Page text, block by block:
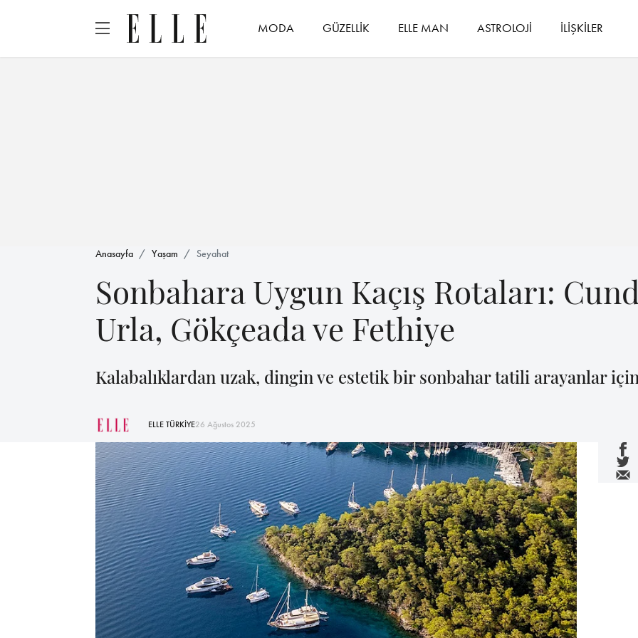
MODA GÜZELLİK ELLE MAN ASTROLOJİ İLİŞKİLER
Anasayfa Yaşam Seyahat
Sonbahara Uygun Kaçış Rotaları:
Urla, Gökçeada ve Fethiye
Kalabalıklardan uzak, dingin ve estetik bir sonbahar tatili arayanlar
ELLE TÜRKİYE26 Ağustos 2025